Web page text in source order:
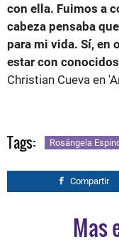
con ella. Fuimos a
cabeza pensaba
para mi vida. Sí, en
estar con
Christian Cueva en
Tags: Rosángela
Compartir
Mas